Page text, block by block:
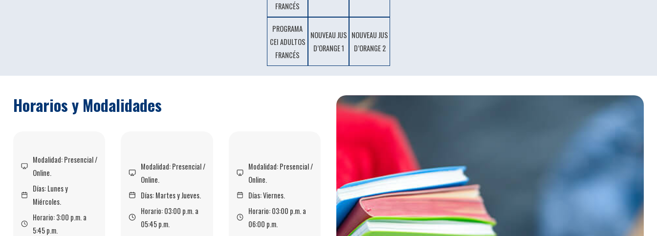
FRANCÉS
PROGRAMA
CEI ADULTOS
FRANCÉS
NOUVEAU JUS
D’ORANGE 1
NOUVEAU JUS
D’ORANGE 2
Horarios y Modalidades
Modalidad: Presencial /
Online.
Días: Lunes y
Miércoles.
Horario: 3:00 p.m. a
5:45 p.m.
Modalidad: Presencial /
Online.
Días: Martes y Jueves.
Horario: 03:00 p.m. a
05:45 p.m.
Modalidad: Presencial /
Online.
Días: Viernes.
Horario: 03:00 p.m. a
06:00 p.m.